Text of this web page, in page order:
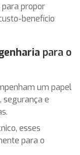
propor
benefício
para o
um papel
segurança e
esses
para o